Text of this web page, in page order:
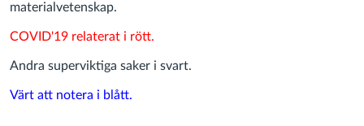
materialvetenskap.
COVID'19 relaterat i rött.
Andra superviktiga saker i svart.
Värt att notera i blått.